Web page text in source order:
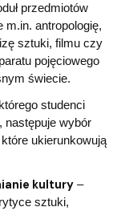
przedmiotów
m.in. antropologię,
sztuki, filmu czy
pojęciowego
świecie.
studenci
następuje wybór
ukierunkowują
kultury–
sztuki,